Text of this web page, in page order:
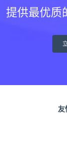
提供最优质
友